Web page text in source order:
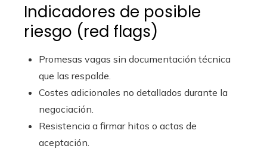
Indicadores de posible
riesgo (red flags)
Promesas vagas sin documentación técnica
que las respalde.
Costes adicionales no detallados durante la
negociación.
Resistencia a firmar hitos o actas de
aceptación.